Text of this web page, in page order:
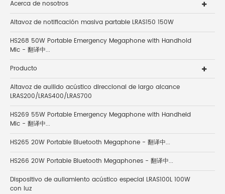
Acerca de nosotros
Altavoz de notificación masiva partable LRAS150 150W
HS268 50W Portable Emergency Megaphone with Handhold
Mic - 翻译中...
Producto
Altavoz de aullido acústico direccional de largo alcance
LRAS200/LRAS400/LRAS700
HS269 55W Portable Emergency Megaphone with Handheld
Mic - 翻译中...
HS265 20W Portable Bluetooth Megaphone - 翻译中...
HS266 20W Portable Bluetooth Megaphones - 翻译中...
Dispositivo de aullamiento acústico especial LRAS100L 100W
con luz